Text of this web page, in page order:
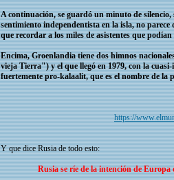
A continuación, se guardó un minuto de
sentimiento independentista en la isla, no
que recordar a los miles de asistentes que
Encima, Groenlandia tiene dos himnos
vieja Tierra") y el que llegó en 1979, con la
fuertemente pro-kalaalit, que es el nombre de la
https://
Y que dice Rusia de todo esto:
Rusia se ríe de la intención de